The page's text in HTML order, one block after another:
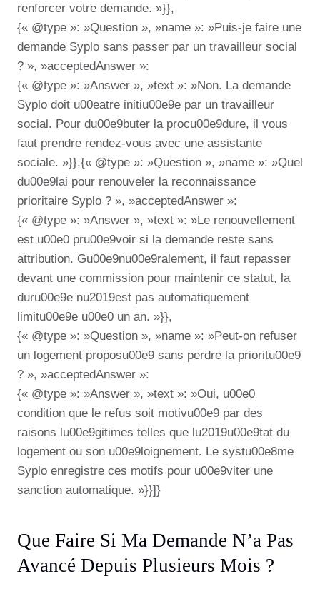
renforcer votre demande. »}},
{« @type »: »Question », »name »: »Puis-je faire une
demande Syplo sans passer par un travailleur social
? », »acceptedAnswer »:
{« @type »: »Answer », »text »: »Non. La demande
Syplo doit u00eatre initiu00e9e par un travailleur
social. Pour du00e9buter la procu00e9dure, il vous
faut prendre rendez-vous avec une assistante
sociale. »}},{« @type »: »Question », »name »: »Quel
du00e9lai pour renouveler la reconnaissance
prioritaire Syplo ? », »acceptedAnswer »:
{« @type »: »Answer », »text »: »Le renouvellement
est u00e0 pru00e9voir si la demande reste sans
attribution. Gu00e9nu00e9ralement, il faut repasser
devant une commission pour maintenir ce statut, la
duru00e9e nu2019est pas automatiquement
limitu00e9e u00e0 un an. »}},
{« @type »: »Question », »name »: »Peut-on refuser
un logement proposu00e9 sans perdre la prioritu00e9
? », »acceptedAnswer »:
{« @type »: »Answer », »text »: »Oui, u00e0
condition que le refus soit motivu00e9 par des
raisons lu00e9gitimes telles que lu2019u00e9tat du
logement ou son u00e9loignement. Le systu00e8me
Syplo enregistre ces motifs pour u00e9viter une
sanction automatique. »}}]}
Que Faire Si Ma Demande N’a Pas
Avancé Depuis Plusieurs Mois ?